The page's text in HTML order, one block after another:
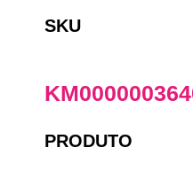
SKU
PRODUTO